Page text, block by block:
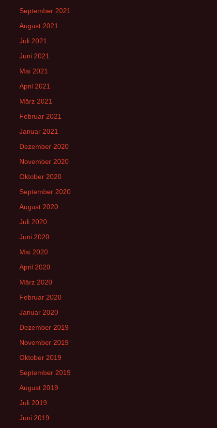
September 2021
August 2021
Juli 2021
Juni 2021
Mai 2021
April 2021
März 2021
Februar 2021
Januar 2021
Dezember 2020
November 2020
Oktober 2020
September 2020
August 2020
Juli 2020
Juni 2020
Mai 2020
April 2020
März 2020
Februar 2020
Januar 2020
Dezember 2019
November 2019
Oktober 2019
September 2019
August 2019
Juli 2019
Juni 2019